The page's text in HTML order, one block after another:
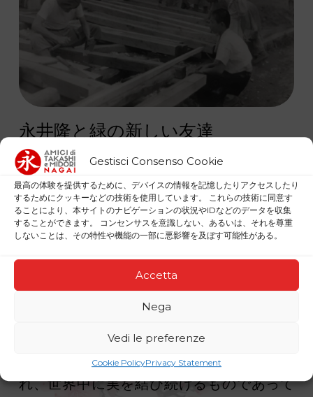
Gestisci Consenso Cookie
最高の体験を提供するために、デバイスの情報を記憶したりアクセスしたり
するためにクッキーなどの技術を使用しています。 これらの技術に同意す
ることにより、本サイトのナビゲーションの状況やIDなどのデータを収集
することができます。 コンセンサスを意識しない、あるいは、それを尊重
しないことは、その特性や機能の一部に悪影響を及ぼす可能性がある。
Accetta
Nega
Vedi le preferenze
Cookie PolicyPrivacy Statement
永井隆と緑の新しい友達
1948年に撮影されたこの写真では、大工の
友人たちが、緑が生まれ、彼女が究極の犠
牲として命を捧げた場所に如己堂を建てて
いる。わずか4平方メートルの小屋で、隆は
絶対的な貧しさの中で暮らしたかった。
今日、委員会は、小さな仕事を積み重ねに
よって、永井隆と緑の新しい友人となり、
彼らの生涯の回想録が多くの人々に知ら
れ、世界中に実を結び続けるものであって